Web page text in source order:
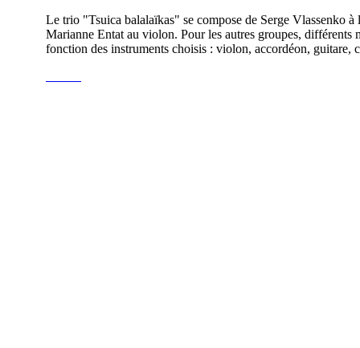
Le trio "Tsuica balalaïkas" se compose de Serge Vlassenko
Marianne Entat au violon. Pour les autres groupes, différents
fonction des instruments choisis : violon, accordéon, guitare,